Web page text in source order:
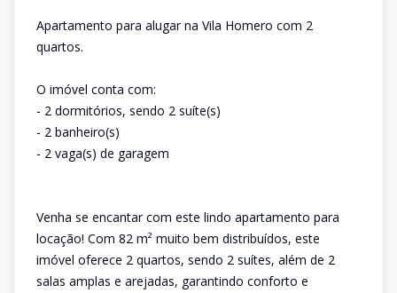
Apartamento para alugar na Vila Homero com 2
quartos.
O imóvel conta com:
- 2 dormitórios, sendo 2 suíte(s)
- 2 banheiro(s)
- 2 vaga(s) de garagem
Venha se encantar com este lindo apartamento para
locação! Com 82 m² muito bem distribuídos, este
imóvel oferece 2 quartos, sendo 2 suítes, além de 2
salas amplas e arejadas, garantindo conforto e